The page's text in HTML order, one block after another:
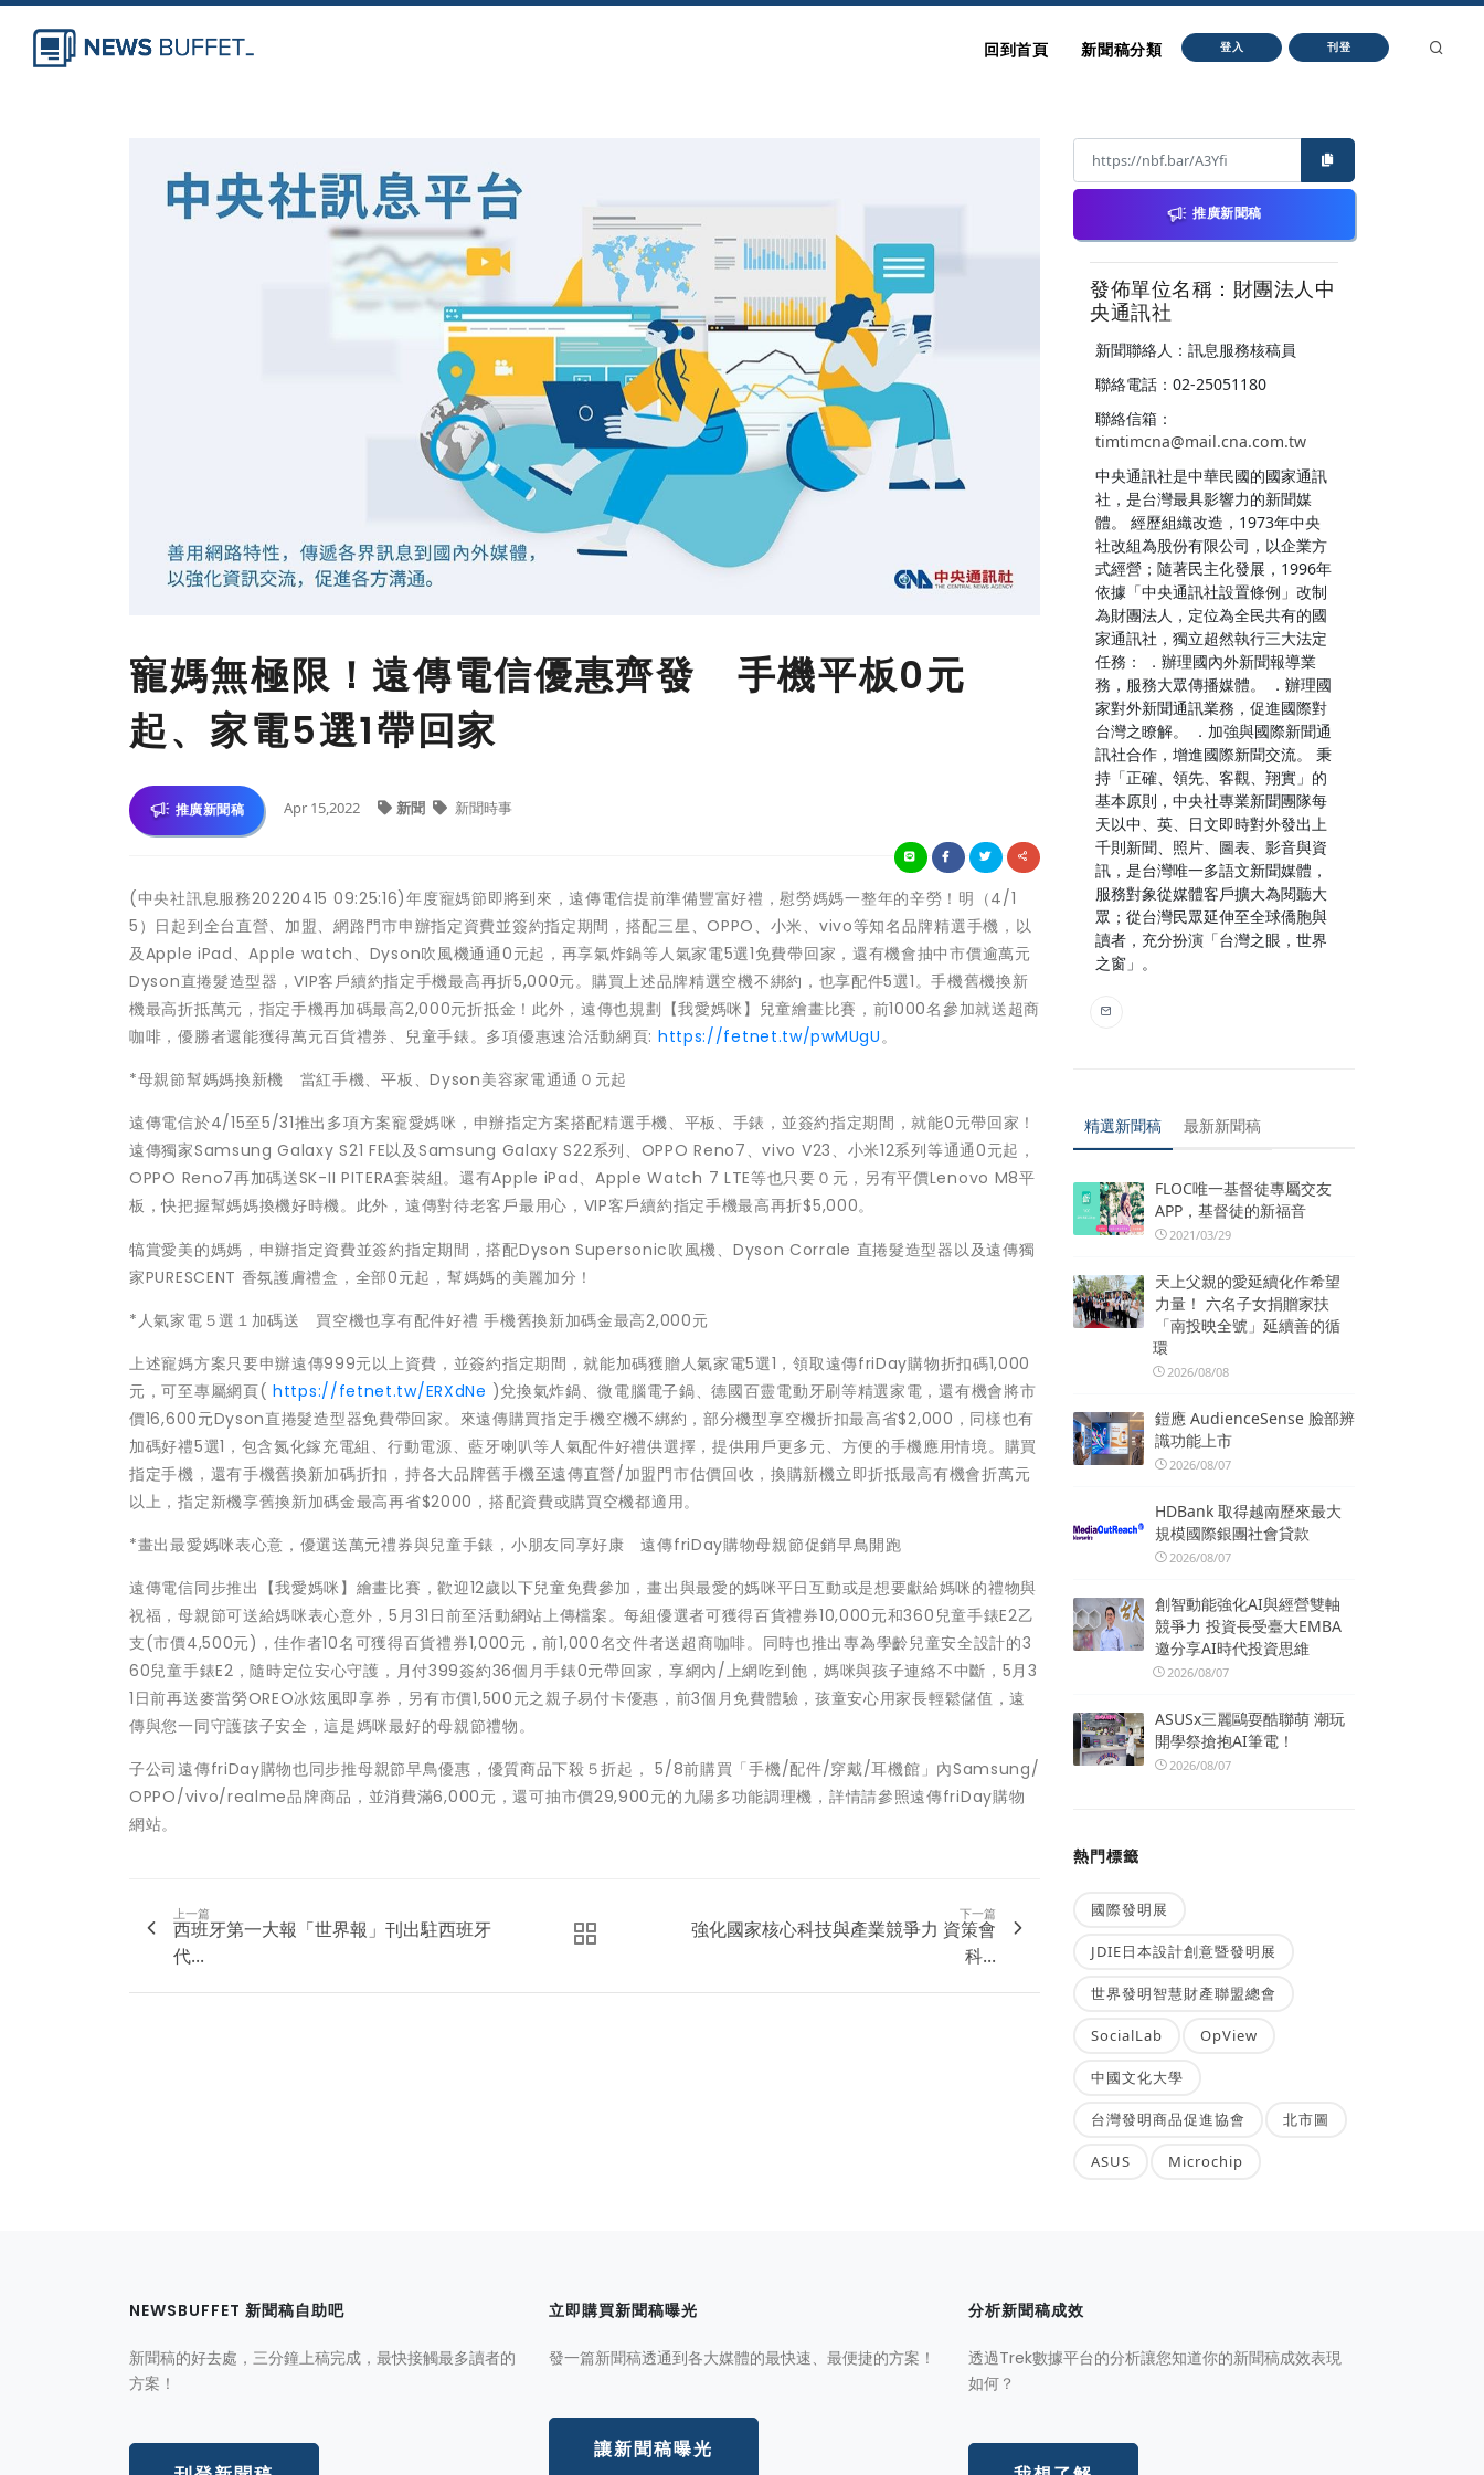
回到首頁 新聞稿分類 登入 刊登
寵媽無極限！遠傳電信優惠齊發 手機平板0元
起、家電5選1帶回家
推廣新聞稿 Apr 15,2022 新聞 新聞時事
(中央社訊息服務20220415 09:25:16)年度寵媽節即將到來，遠傳電信提前準備豐富好禮，慰勞媽媽一整年的辛勞！明（4/1
5）日起到全台直營、加盟、網路門市申辦指定資費並簽約指定期間，搭配三星、OPPO、小米、vivo等知名品牌精選手機，以
及Apple iPad、Apple watch、Dyson吹風機通通0元起，再享氣炸鍋等人氣家電5選1免費帶回家，還有機會抽中市價逾萬元
Dyson直捲髮造型器，VIP客戶續約指定手機最高再折5,000元。購買上述品牌精選空機不綁約，也享配件5選1。手機舊機換新
機最高折抵萬元，指定手機再加碼最高2,000元折抵金！此外，遠傳也規劃【我愛媽咪】兒童繪畫比賽，前1000名參加就送超商
咖啡，優勝者還能獲得萬元百貨禮券、兒童手錶。多項優惠速洽活動網頁: https://fetnet.tw/pwMUgU。
*母親節幫媽媽換新機 當紅手機、平板、Dyson美容家電通通０元起
遠傳電信於4/15至5/31推出多項方案寵愛媽咪，申辦指定方案搭配精選手機、平板、手錶，並簽約指定期間，就能0元帶回家！
遠傳獨家Samsung Galaxy S21 FE以及Samsung Galaxy S22系列、OPPO Reno7、vivo V23、小米12系列等通通0元起，
OPPO Reno7再加碼送SK-II PITERA套裝組。還有Apple iPad、Apple Watch 7 LTE等也只要０元，另有平價Lenovo M8平
板，快把握幫媽媽換機好時機。此外，遠傳對待老客戶最用心，VIP客戶續約指定手機最高再折$5,000。
犒賞愛美的媽媽，申辦指定資費並簽約指定期間，搭配Dyson Supersonic吹風機、Dyson Corrale 直捲髮造型器以及遠傳獨
家PURESCENT 香氛護膚禮盒，全部0元起，幫媽媽的美麗加分！
*人氣家電５選１加碼送 買空機也享有配件好禮 手機舊換新加碼金最高2,000元
上述寵媽方案只要申辦遠傳999元以上資費，並簽約指定期間，就能加碼獲贈人氣家電5選1，領取遠傳friDay購物折扣碼1,000
元，可至專屬網頁( https://fetnet.tw/ERXdNe )兌換氣炸鍋、微電腦電子鍋、德國百靈電動牙刷等精選家電，還有機會將市
價16,600元Dyson直捲髮造型器免費帶回家。來遠傳購買指定手機空機不綁約，部分機型享空機折扣最高省$2,000，同樣也有
加碼好禮5選1，包含氮化鎵充電組、行動電源、藍牙喇叭等人氣配件好禮供選擇，提供用戶更多元、方便的手機應用情境。購買
指定手機，還有手機舊換新加碼折扣，持各大品牌舊手機至遠傳直營/加盟門市估價回收，換購新機立即折抵最高有機會折萬元
以上，指定新機享舊換新加碼金最高再省$2000，搭配資費或購買空機都適用。
*畫出最愛媽咪表心意，優選送萬元禮券與兒童手錶，小朋友同享好康 遠傳friDay購物母親節促銷早鳥開跑
遠傳電信同步推出【我愛媽咪】繪畫比賽，歡迎12歲以下兒童免費參加，畫出與最愛的媽咪平日互動或是想要獻給媽咪的禮物與
祝福，母親節可送給媽咪表心意外，5月31日前至活動網站上傳檔案。每組優選者可獲得百貨禮券10,000元和360兒童手錶E2乙
支(市價4,500元)，佳作者10名可獲得百貨禮券1,000元，前1,000名交件者送超商咖啡。同時也推出專為學齡兒童安全設計的3
60兒童手錶E2，隨時定位安心守護，月付399簽約36個月手錶0元帶回家，享網內/上網吃到飽，媽咪與孩子連絡不中斷，5月3
1日前再送麥當勞OREO冰炫風即享券，另有市價1,500元之親子易付卡優惠，前3個月免費體驗，孩童安心用家長輕鬆儲值，遠
傳與您一同守護孩子安全，這是媽咪最好的母親節禮物。
子公司遠傳friDay購物也同步推母親節早鳥優惠，優質商品下殺５折起， 5/8前購買「手機/配件/穿戴/耳機館」內Samsung/
OPPO/vivo/realme品牌商品，並消費滿6,000元，還可抽市價29,900元的九陽多功能調理機，詳情請參照遠傳friDay購物
網站。
上一篇
西班牙第一大報「世界報」刊出駐西班牙
代...
下一篇
強化國家核心科技與產業競爭力 資策會
科...
推廣新聞稿
發佈單位名稱：財團法人中
央通訊社
新聞聯絡人：訊息服務核稿員
聯絡電話：02-25051180
聯絡信箱：
timtimcna@mail.cna.com.tw
中央通訊社是中華民國的國家通訊
社，是台灣最具影響力的新聞媒
體。 經歷組織改造，1973年中央
社改組為股份有限公司，以企業方
式經營；隨著民主化發展，1996年
依據「中央通訊社設置條例」改制
為財團法人，定位為全民共有的國
家通訊社，獨立超然執行三大法定
任務： ．辦理國內外新聞報導業
務，服務大眾傳播媒體。 ．辦理國
家對外新聞通訊業務，促進國際對
台灣之瞭解。 ．加強與國際新聞通
訊社合作，增進國際新聞交流。 秉
持「正確、領先、客觀、翔實」的
基本原則，中央社專業新聞團隊每
天以中、英、日文即時對外發出上
千則新聞、照片、圖表、影音與資
訊，是台灣唯一多語文新聞媒體，
服務對象從媒體客戶擴大為閱聽大
眾；從台灣民眾延伸至全球僑胞與
讀者，充分扮演「台灣之眼，世界
之窗」。
精選新聞稿 最新新聞稿
FLOC唯一基督徒專屬交友
APP，基督徒的新福音
2021/03/29
天上父親的愛延續化作希望
力量！ 六名子女捐贈家扶
「南投映全號」延續善的循
環
2026/08/08
鎧應 AudienceSense 臉部辨
識功能上市
2026/08/07
HDBank 取得越南歷來最大
規模國際銀團社會貸款
2026/08/07
創智動能強化AI與經營雙軸
競爭力 投資長受臺大EMBA
邀分享AI時代投資思維
2026/08/07
ASUSx三麗鷗耍酷聯萌 潮玩
開學祭搶抱AI筆電！
2026/08/07
熱門標籤
國際發明展
JDIE日本設計創意暨發明展
世界發明智慧財產聯盟總會
SocialLab OpView
中國文化大學
台灣發明商品促進協會 北市圖
ASUS Microchip
NEWSBUFFET 新聞稿自助吧
新聞稿的好去處，三分鐘上稿完成，最快接觸最多讀者的
方案！
立即購買新聞稿曝光
發一篇新聞稿透通到各大媒體的最快速、最便捷的方案！
讓新聞稿曝光
分析新聞稿成效
透過Trek數據平台的分析讓您知道你的新聞稿成效表現
如何？